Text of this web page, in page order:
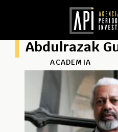
Abdulrazak
ACADEMIA